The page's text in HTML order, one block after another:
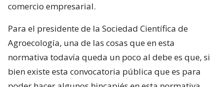
comercio empresarial.
Para el presidente de la Sociedad Científica de
Agroecología, una de las cosas que en esta
normativa todavía queda un poco al debe es que, si
bien existe esta convocatoria pública que es para